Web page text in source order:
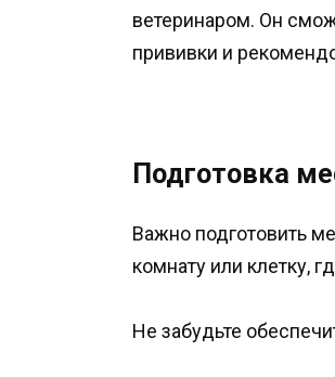
ветеринаром. Он
прививки и
Подготовка
Важно подготовить
комнату или клетку,
Не забудьте